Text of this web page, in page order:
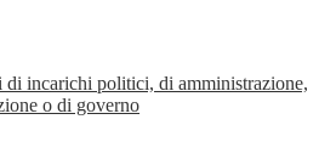
di incarichi politici, di amministrazione,
o di governo